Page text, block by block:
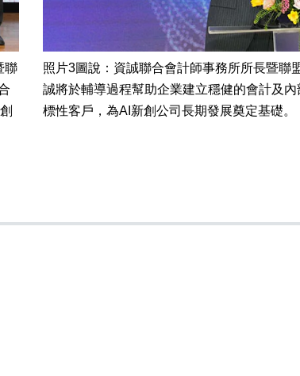
聯
照片3圖說：資誠聯合會計師事務所所長暨聯
誠將於輔導過程幫助企業建立穩健的會計及
標性客戶，為AI新創公司長期發展奠定基礎。